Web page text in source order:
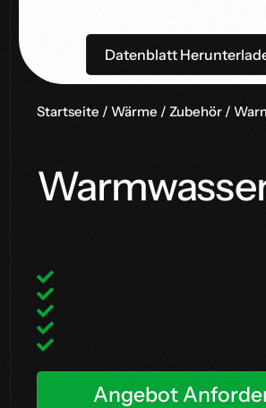
Datenblatt
Startseite / Wärme / Zubehör/
Angebot